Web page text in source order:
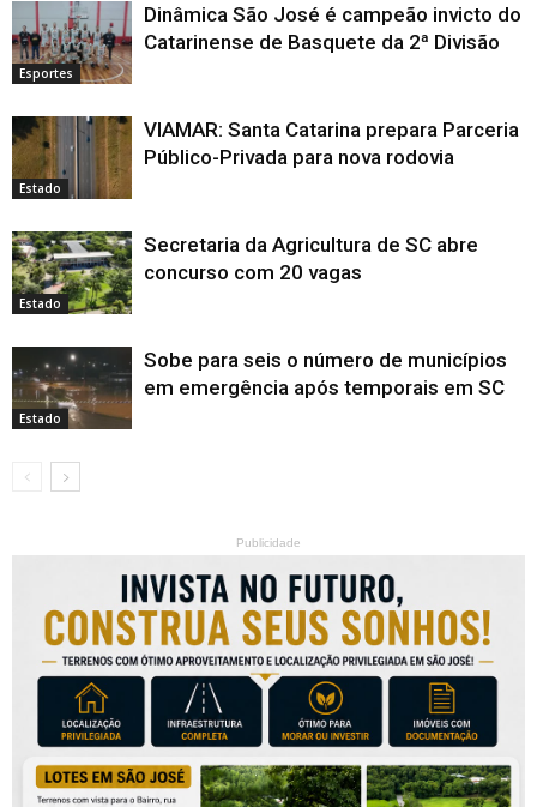
Esportes
Dinâmica São José é campeão invicto do
Catarinense de Basquete da 2ª Divisão
Estado
VIAMAR: Santa Catarina prepara Parceria
Público-Privada para nova rodovia
Estado
Secretaria da Agricultura de SC abre
concurso com 20 vagas
Estado
Sobe para seis o número de municípios
em emergência após temporais em SC
Publicidade